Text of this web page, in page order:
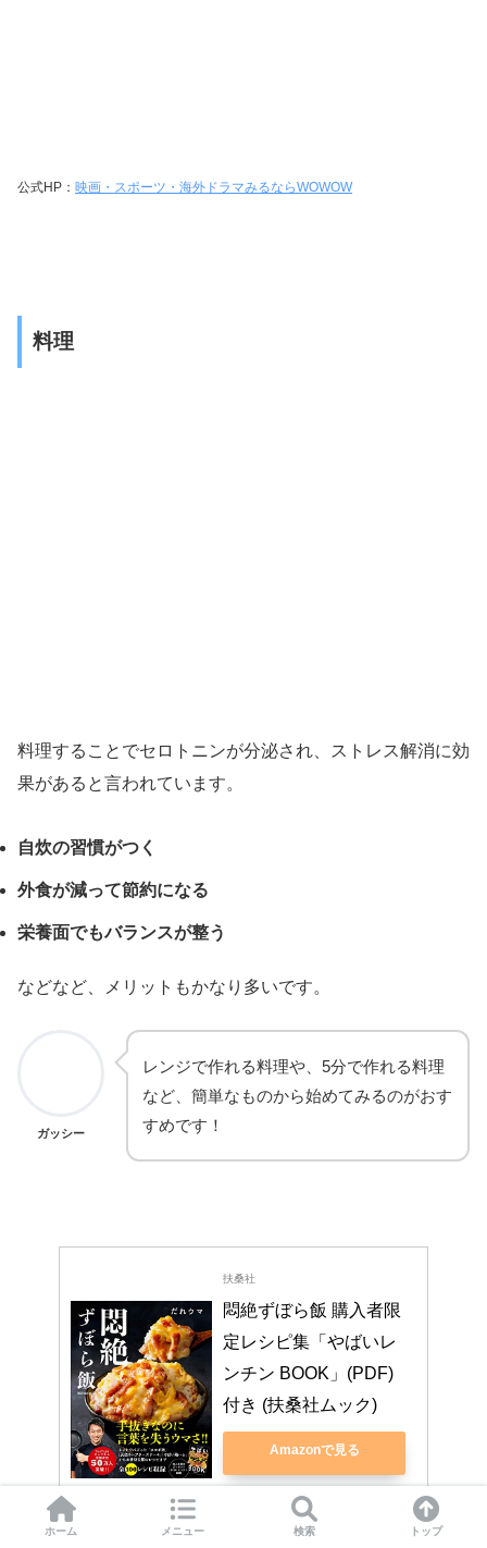
公式HP： 映画・スポーツ・海外ドラマみるならWOWOW
料理
料理することでセロトニンが分泌され、ストレス解消に効
果があると言われています。
自炊の習慣がつく
外食が減って節約になる
栄養面でもバランスが整う
などなど、メリットもかなり多いです。
ガッシー
レンジで作れる料理や、5分で作れる料理
など、簡単なものから始めてみるのがおす
すめです！
扶桑社
悶絶ずぼら飯 購入者限
定レシピ集「やばいレ
ンチン BOOK」(PDF)
付き (扶桑社ムック)
Amazonで見る
楽天市場で見る
ホーム メニュー 検索 トップ